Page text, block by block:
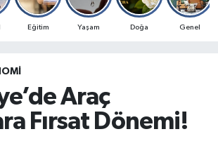
Eğitim Yaşam Doğa Genel
Araç
Fırsat Dönemi!
Durumu ve Fikstür
Haberleri